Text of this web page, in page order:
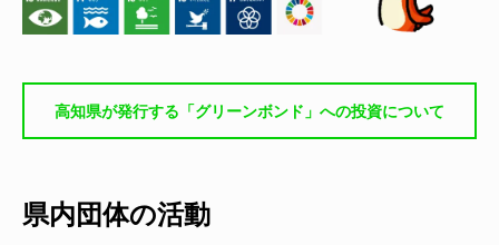
高知県が発行する「グリーンボンド」への投資について
県内団体の活動